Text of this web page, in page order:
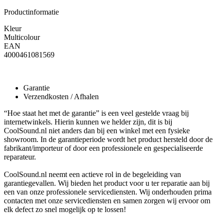
Productinformatie
Kleur
Multicolour
EAN
4000461081569
Garantie
Verzendkosten / Afhalen
“Hoe staat het met de garantie” is een veel gestelde vraag bij
internetwinkels. Hierin kunnen we helder zijn, dit is bij
CoolSound.nl niet anders dan bij een winkel met een fysieke
showroom. In de garantieperiode wordt het product hersteld door de
fabrikant/importeur of door een professionele en gespecialiseerde
reparateur.
CoolSound.nl neemt een actieve rol in de begeleiding van
garantiegevallen. Wij bieden het product voor u ter reparatie aan bij
een van onze professionele servicediensten. Wij onderhouden prima
contacten met onze servicediensten en samen zorgen wij ervoor om
elk defect zo snel mogelijk op te lossen!